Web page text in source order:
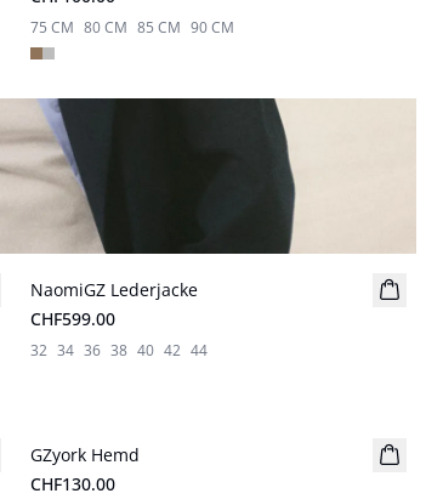
75 CM 80 CM 85 CM 90 CM
Neuheiten
NaomiGZ Lederjacke
CHF599.00
32 34 36 38 40 42 44
Neuheiten
GZyork Hemd
CHF130.00